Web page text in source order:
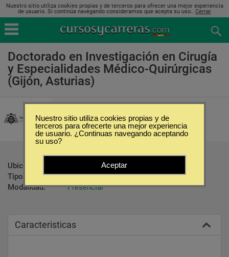
Nuestro sitio utiliza cookies propias y de terceros para ofrecer una mejor experiencia
de usuario. Si continúa navegando consideramos que acepta su uso.. Cerrar
Doctorado en Investigación en Cirugía
y Especialidades Médico-Quirúrgicas
(Gijón, Asturias)
Universidad de Oviedo
Ubicación:
Gijón - Asturias
Tipo:
Doctorados
Modalidad:
Presencial
Caracteristicas
Nuestro sitio utiliza cookies propias y de
terceros para ofrecerte una mejor experiencia
de usuario. ¿Continuas navegando aceptando
su uso?
Aceptar